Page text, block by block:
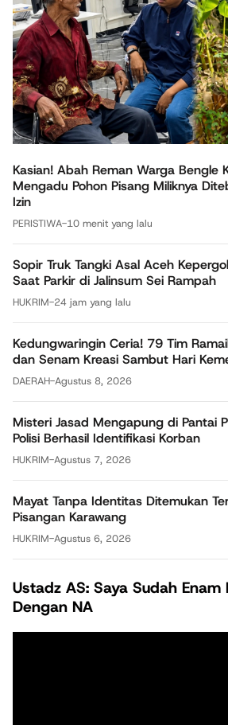
Kasian! Abah Reman Warga Bengle
Mengadu Pohon Pisang Miliknya
Izin
PERISTIWA-10 menit yang lalu
Sopir Truk Tangki Asal Aceh
Saat Parkir di Jalinsum Sei Rampah
HUKRIM-24 jam yang lalu
Kedungwaringin Ceria! 79 Tim
dan Senam Kreasi Sambut Hari
DAERAH-Agustus 8, 2026
Misteri Jasad Mengapung di Pantai
Polisi Berhasil Identifikasi Korban
HUKRIM-Agustus 7, 2026
Mayat Tanpa Identitas Ditemukan
Pisangan Karawang
HUKRIM-Agustus 6, 2026
Ustadz AS: Saya Sudah Enam
Dengan NA